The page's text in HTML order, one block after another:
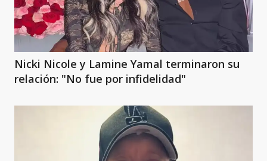
Nicki Nicole y Lamine Yamal terminaron su
relación: "No fue por infidelidad"